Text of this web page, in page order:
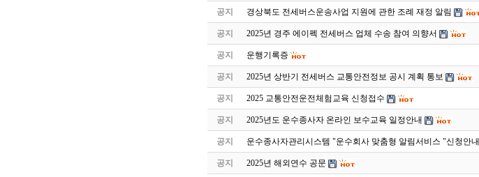
공지 경상북도 전세버스운송사업 지원에 관한 조례 재정 알림
공지 2025년 경주 에이펙 전세버스 업체 수송 참여 의향서
공지 운행기록증
공지 2025년 상반기 전세버스 교통안전정보 공시 계획 통보
공지 2025 교통안전운전체험교육 신청접수
공지 2025년도 운수종사자 온라인 보수교육 일정안내
공지 운수종사자관리시스템 "운수회사 맞춤형 알림서비스 "신청안내
공지 2025년 해외연수 공문